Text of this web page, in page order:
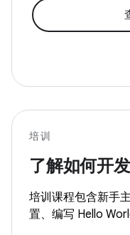
培训
了解如何开
培训课程包含新手
置、编写 Hello